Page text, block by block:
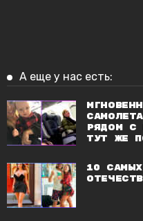
А еще у нас есть:
рядом с
тут же
10